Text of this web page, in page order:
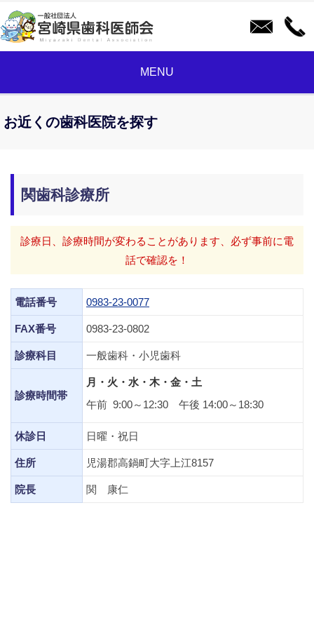
MENU
お近くの歯科医院を探す
関歯科診療所
診療日、診療時間が変わることがあります、必ず事前に電
話で確認を！
電話番号 0983-23-0077
FAX番号 0983-23-0802
診療科目 一般歯科・小児歯科
診療時間帯
月・火・水・木・金・土
午前 9:00～12:30 午後 14:00～18:30
休診日 日曜・祝日
住所 児湯郡高鍋町大字上江8157
院長 関 康仁